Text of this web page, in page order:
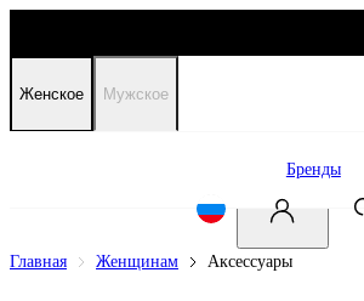
Женское Мужское
Бренды
Главная Женщинам Аксессуары